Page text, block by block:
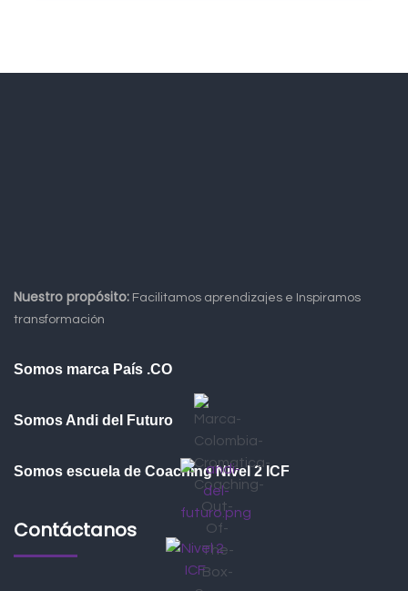
Nuestro propósito: Facilitamos aprendizajes e Inspiramos
transformación
Somos marca País .CO
Somos Andi del Futuro
Somos escuela de Coaching Nivel 2 ICF
Contáctanos